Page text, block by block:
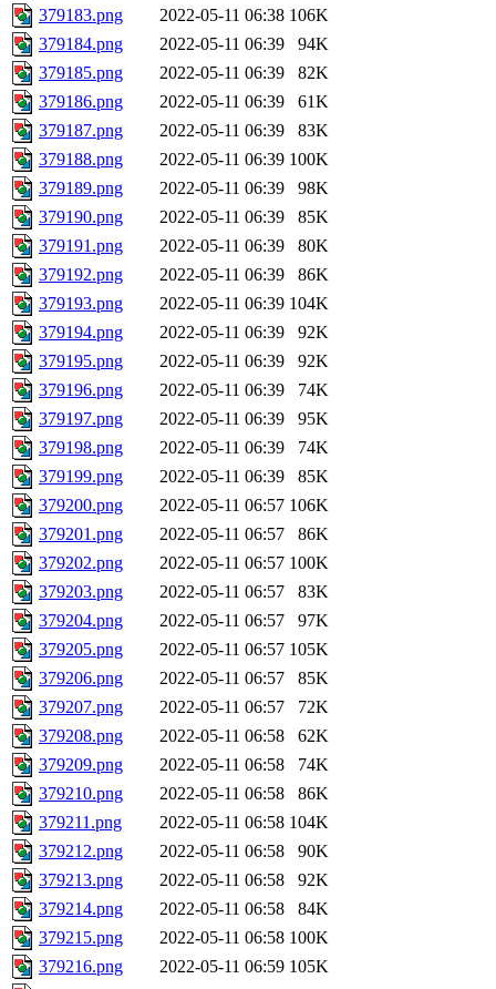
379183.png
2022-05-11 06:38 106K
379184.png
2022-05-11 06:39
94K
379185.png
2022-05-11 06:39
82K
379186.png
2022-05-11 06:39
61K
379187.png
2022-05-11 06:39
83K
379188.png
2022-05-11 06:39 100K
379189.png
2022-05-11 06:39
98K
379190.png
2022-05-11 06:39
85K
379191.png
2022-05-11 06:39
80K
379192.png
2022-05-11 06:39
86K
379193.png
2022-05-11 06:39 104K
379194.png
2022-05-11 06:39
92K
379195.png
2022-05-11 06:39
92K
379196.png
2022-05-11 06:39
74K
379197.png
2022-05-11 06:39
95K
379198.png
2022-05-11 06:39
74K
379199.png
2022-05-11 06:39
85K
379200.png
2022-05-11 06:57 106K
379201.png
2022-05-11 06:57
86K
379202.png
2022-05-11 06:57 100K
379203.png
2022-05-11 06:57
83K
379204.png
2022-05-11 06:57
97K
379205.png
2022-05-11 06:57 105K
379206.png
2022-05-11 06:57
85K
379207.png
2022-05-11 06:57
72K
379208.png
2022-05-11 06:58
62K
379209.png
2022-05-11 06:58
74K
379210.png
2022-05-11 06:58
86K
379211.png
2022-05-11 06:58 104K
379212.png
2022-05-11 06:58
90K
379213.png
2022-05-11 06:58
92K
379214.png
2022-05-11 06:58
84K
379215.png
2022-05-11 06:58 100K
379216.png
2022-05-11 06:59 105K